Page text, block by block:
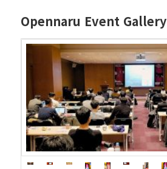
Opennaru Event Gallery